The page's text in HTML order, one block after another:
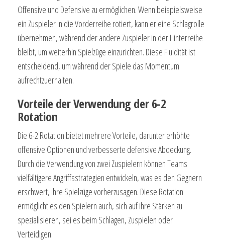
Offensive und Defensive zu ermöglichen. Wenn beispielsweise
ein Zuspieler in die Vorderreihe rotiert, kann er eine Schlagrolle
übernehmen, während der andere Zuspieler in der Hinterreihe
bleibt, um weiterhin Spielzüge einzurichten. Diese Fluidität ist
entscheidend, um während der Spiele das Momentum
aufrechtzuerhalten.
Vorteile der Verwendung der 6-2
Rotation
Die 6-2 Rotation bietet mehrere Vorteile, darunter erhöhte
offensive Optionen und verbesserte defensive Abdeckung.
Durch die Verwendung von zwei Zuspielern können Teams
vielfältigere Angriffsstrategien entwickeln, was es den Gegnern
erschwert, ihre Spielzüge vorherzusagen. Diese Rotation
ermöglicht es den Spielern auch, sich auf ihre Stärken zu
spezialisieren, sei es beim Schlagen, Zuspielen oder
Verteidigen.